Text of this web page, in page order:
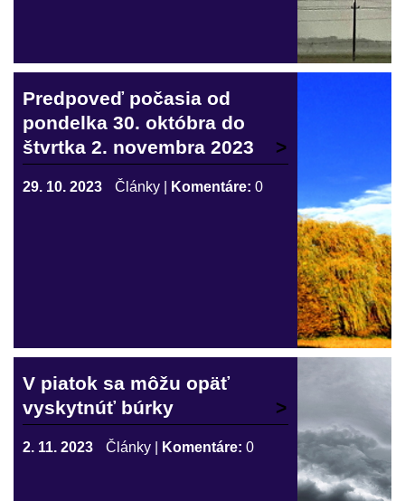
Predpoveď počasia od
pondelka 30. októbra do
štvrtka 2. novembra 2023
29. 10. 2023 Články Komentáre: 0
V piatok sa môžu opäť
vyskytnúť búrky
2. 11. 2023 Články Komentáre: 0